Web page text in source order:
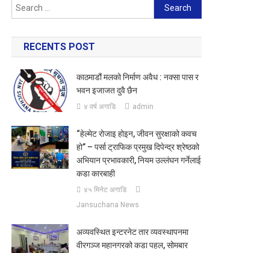
Search
for:
RECENTS POST
काठमाडौं मलको निर्माण अवैध : नक्सा पास र
भवन इजाजत दुवै छैन
४ वर्ष अगाडि admin
“हेल्मेट रोजाइ होइन, जीवन सुरक्षाको कवच
हो” – पर्सा ट्राफिक प्रमुख दिपेन्द्र श्रेष्ठको
अभियान प्रभावकारी, नियम उल्लंघन गर्नेलाई
कडा कारबाही
४५ मिनेट अगाडि
Jansuchana News
अव्यवस्थित इन्टरनेट तार व्यवस्थापनमा
वीरगञ्ज महानगरको कडा पहल, सोमबार